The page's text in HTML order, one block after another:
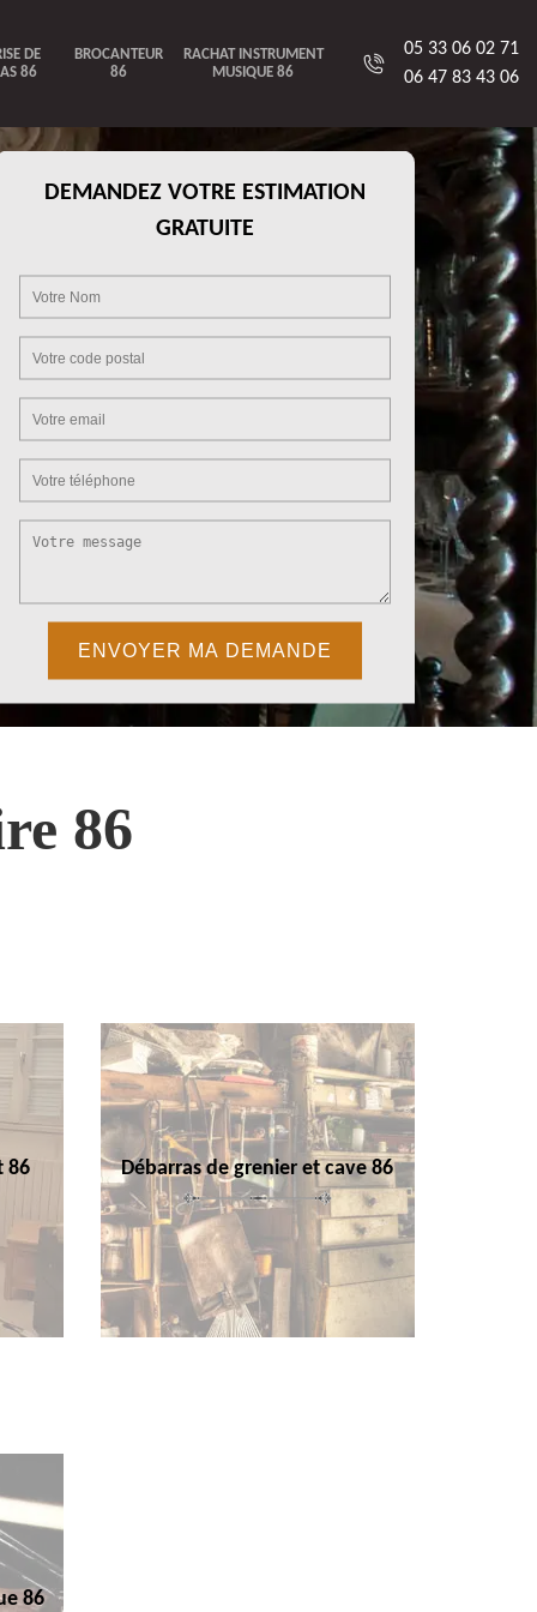
DE
86
BROCANTEUR
86
RACHAT INSTRUMENT
MUSIQUE 86
05 33 06 02 71
06 47 83 43 06
DEMANDEZ VOTRE ESTIMATION
GRATUITE
86
86 Débarras de grenier et cave 86
86